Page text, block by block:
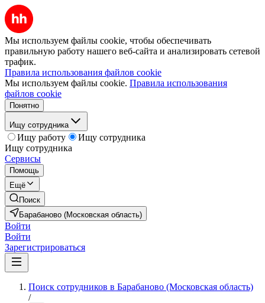
Мы используем файлы cookie, чтобы обеспечивать
правильную работу нашего веб-сайта и анализировать сетевой
трафик.
Правила использования файлов cookie
Мы используем файлы cookie. Правила использования
файлов cookie
Понятно
Ищу сотрудника
Ищу работу
Ищу сотрудника
Ищу сотрудника
Сервисы
Помощь
Ещё
Поиск
Барабаново (Московская область)
Войти
Войти
Зарегистрироваться
Поиск сотрудников в Барабаново (Московская область)
/